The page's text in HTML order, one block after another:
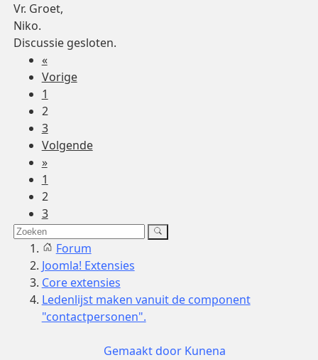
Vr. Groet,
Niko.
Discussie gesloten.
«
Vorige
1
2
3
Volgende
»
1
2
3
Forum
Joomla! Extensies
Core extensies
Ledenlijst maken vanuit de component
"contactpersonen".
Gemaakt door Kunena